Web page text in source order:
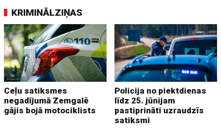
KRIMINĀLZIŅAS
Ceļu satiksmes
negadījumā Zemgalē
gājis bojā motociklists
Policija no piektdienas
līdz 25. jūnijam
pastiprināti uzraudzīs
satiksmi